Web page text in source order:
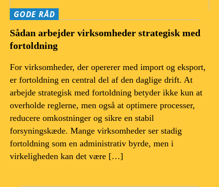
GODE RÅD
Sådan arbejder virksomheder strategisk med
fortoldning
For virksomheder, der opererer med import og eksport,
er fortoldning en central del af den daglige drift. At
arbejde strategisk med fortoldning betyder ikke kun at
overholde reglerne, men også at optimere processer,
reducere omkostninger og sikre en stabil
forsyningskæde. Mange virksomheder ser stadig
fortoldning som en administrativ byrde, men i
virkeligheden kan det være […]